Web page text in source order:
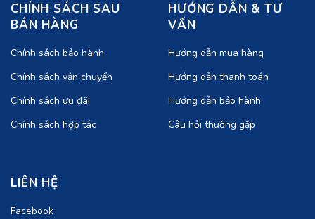
CHÍNH SÁCH SAU
BÁN HÀNG
Chính sách bảo hành
Chính sách vận chuyển
Chính sách ưu đãi
Chính sách hợp tác
HƯỚNG DẪN & TƯ
VẤN
Hướng dẫn mua hàng
Hướng dẫn thanh toán
Hướng dẫn bảo hành
Câu hỏi thường gặp
LIÊN HỆ
Facebook